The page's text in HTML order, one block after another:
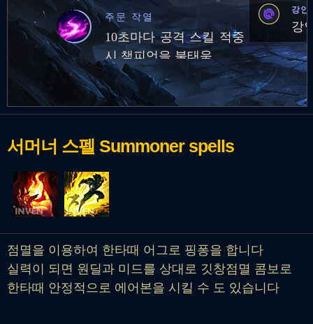
주문 작열
10초마다 공격 스킬 적중
시 챔피언을 불태움
강인
강
서머너 스펠 Summoner spells
점멸을 이용하여 한타때 어그로 핑퐁을 합니다
실력이 되면 원딜과 미드를 상대로 깃창점멸 콤보로
한타때 안정적으로 에어본을 시킬 수 도 있습니다